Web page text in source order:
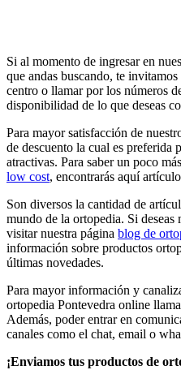
Si al momento de ingresar en
que andas buscando, te
centro o llamar por los números
disponibilidad de lo que deseas
Para mayor satisfacción de
de descuento la cual es preferida
atractivas. Para saber un poco
low cost, encontrarás aquí
Son diversos la cantidad de
mundo de la ortopedia. Si deseas
visitar nuestra página blog de
información sobre productos
últimas novedades.
Para mayor información y
ortopedia Pontevedra online
Además, poder entrar en
canales como el chat, email o
¡Enviamos tus productos de